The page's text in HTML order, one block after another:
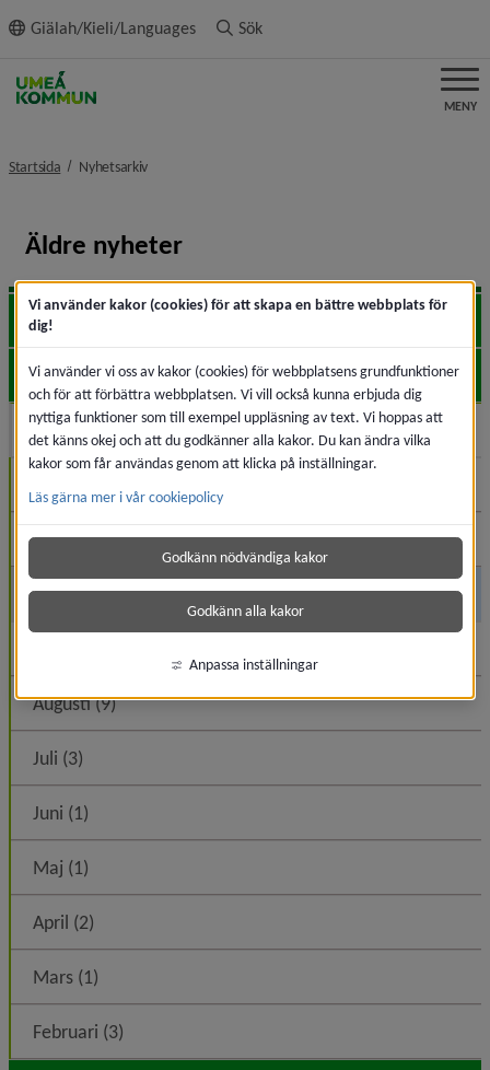
innehållet
Giälah/Kieli/Languages Sök
MENY
Startsida Nyhetsarkivnivå i brödsmulenavigeringen
Äldre nyheter
2026
2025
2024
November (13)
Oktober (16)
Augusti (9)
Juli (3)
Juni (1)
Maj (1)
April (2)
Mars (1)
Februari (3)
Vi använder kakor (cookies) för att skapa en bättre webbplats för
dig!
Vi använder vi oss av kakor (cookies) för webbplatsens grundfunktioner
och för att förbättra webbplatsen. Vi vill också kunna erbjuda dig
nyttiga funktioner som till exempel uppläsning av text. Vi hoppas att
det känns okej och att du godkänner alla kakor. Du kan ändra vilka
kakor som får användas genom att klicka på inställningar.
Läs gärna mer i vår cookiepolicy
Godkänn nödvändiga kakor
Godkänn alla kakor
Anpassa inställningar